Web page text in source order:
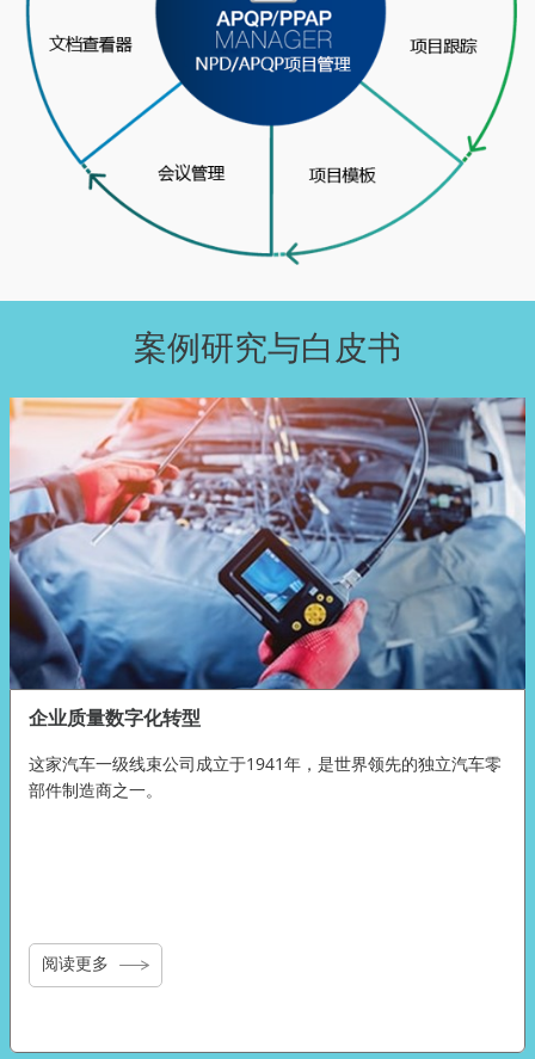
案例研究与白皮书
企业质量数字化转型
这家汽车一级线束公司成立于1941年，是世界领先的独立汽车零
部件制造商之一。
阅读更多